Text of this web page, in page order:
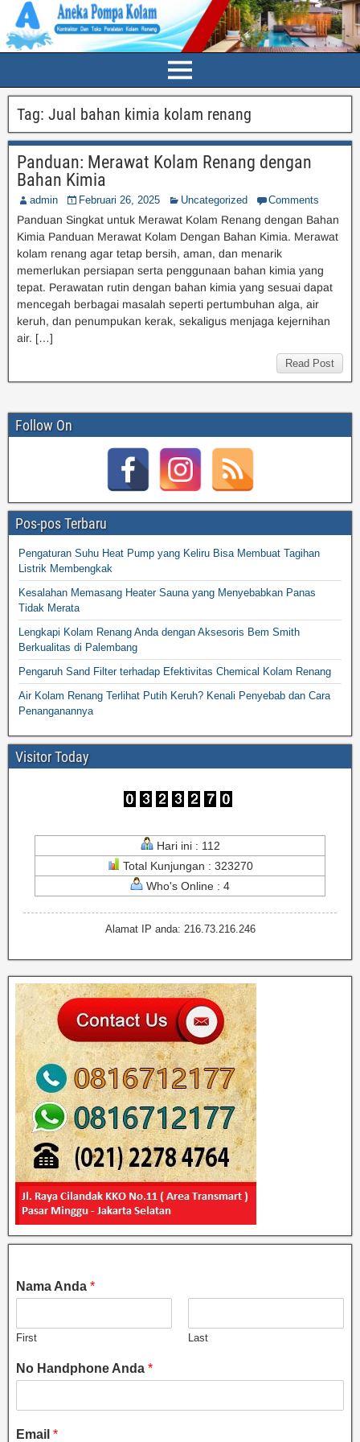
Tag: Jual bahan kimia kolam renang
Panduan: Merawat Kolam Renang dengan
Bahan Kimia
admin Februari 26, 2025 Uncategorized Comments
Panduan Singkat untuk Merawat Kolam Renang dengan Bahan
Kimia Panduan Merawat Kolam Dengan Bahan Kimia. Merawat
kolam renang agar tetap bersih, aman, dan menarik
memerlukan persiapan serta penggunaan bahan kimia yang
tepat. Perawatan rutin dengan bahan kimia yang sesuai dapat
mencegah berbagai masalah seperti pertumbuhan alga, air
keruh, dan penumpukan kerak, sekaligus menjaga kejernihan
air. […]
Read Post
Follow On
Pos-pos Terbaru
Pengaturan Suhu Heat Pump yang Keliru Bisa Membuat Tagihan
Listrik Membengkak
Kesalahan Memasang Heater Sauna yang Menyebabkan Panas
Tidak Merata
Lengkapi Kolam Renang Anda dengan Aksesoris Bem Smith
Berkualitas di Palembang
Pengaruh Sand Filter terhadap Efektivitas Chemical Kolam Renang
Air Kolam Renang Terlihat Putih Keruh? Kenali Penyebab dan Cara
Penanganannya
Visitor Today
Hari ini : 112
Total Kunjungan : 323270
Who's Online : 4
Alamat IP anda: 216.73.216.246
Nama Anda *
First Last
No Handphone Anda *
Email *